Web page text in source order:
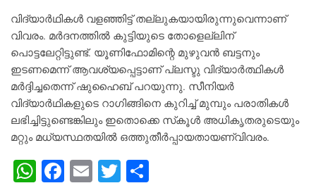
വിദ്യാര്‍ഥികള്‍ വളഞ്ഞിട്ട് തല്ലുകയായിരുന്നുവെന്നാണ്
വിവരം. മര്‍ദനത്തില്‍ കുട്ടിയുടെ തോളെല്ലിന്
പൊട്ടലേറ്റിട്ടുണ്ട്. യൂണിഫോമിന്റെ മുഴുവന്‍ ബട്ടനും
ഇടണമെന്ന് ആവശ്യപ്പെട്ടാണ് പ്ലസ്ടു വിദ്യാര്‍ത്ഥികള്‍
മര്‍ദ്ദിച്ചതെന്ന് ഷുഹൈബ് പറയുന്നു. സീനിയര്‍
വിദ്യാര്‍ഥികളുടെ റാഗിങ്ങിനെ കുറിച്ച് മുമ്പും പരാതികള്‍
ലഭിച്ചിട്ടുണ്ടെങ്കിലും ഇതൊക്കെ സ്‌കൂള്‍ അധികൃതരുടെയും
മറ്റും മധ്യസ്ഥതയില്‍ ഒത്തുതീര്‍പ്പായതായണ്വിവരം.
W F
E
T